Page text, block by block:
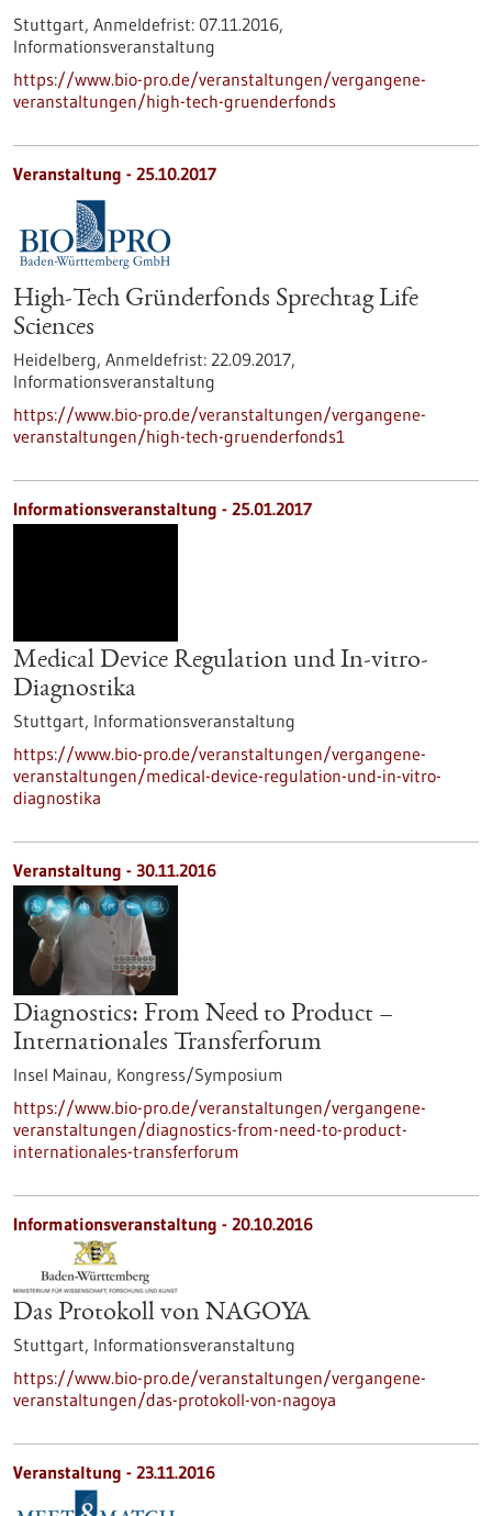
Stuttgart, Anmeldefrist: 07.11.2016,
Informationsveranstaltung
https://www.bio-pro.de/veranstaltungen/vergangene-
veranstaltungen/high-tech-gruenderfonds
Veranstaltung - 25.10.2017
High-Tech Gründerfonds Sprechtag Life
Sciences
Heidelberg, Anmeldefrist: 22.09.2017,
Informationsveranstaltung
https://www.bio-pro.de/veranstaltungen/vergangene-
veranstaltungen/high-tech-gruenderfonds1
Informationsveranstaltung - 25.01.2017
Medical Device Regulation und In-vitro-
Diagnostika
Stuttgart, Informationsveranstaltung
https://www.bio-pro.de/veranstaltungen/vergangene-
veranstaltungen/medical-device-regulation-und-in-vitro-
diagnostika
Veranstaltung - 30.11.2016
Diagnostics: From Need to Product –
Internationales Transferforum
Insel Mainau, Kongress/Symposium
https://www.bio-pro.de/veranstaltungen/vergangene-
veranstaltungen/diagnostics-from-need-to-product-
internationales-transferforum
Informationsveranstaltung - 20.10.2016
Das Protokoll von NAGOYA
Stuttgart, Informationsveranstaltung
https://www.bio-pro.de/veranstaltungen/vergangene-
veranstaltungen/das-protokoll-von-nagoya
Veranstaltung - 23.11.2016